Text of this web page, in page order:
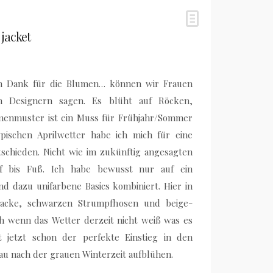
Dank für die Blumen… können wir Frauen
Designern sagen. Es blüht auf Röcken,
ist ein Muss für Frühjahr/Sommer
Aprilwetter habe ich mich für eine
Nicht wie im zukünftig angesagten
bis Fuß. Ich habe bewusst nur auf ein
dazu unifarbene Basics kombiniert. Hier in
schwarzen Strumpfhosen und beige-
wenn das Wetter derzeit nicht weiß was es
schon der perfekte Einstieg in den
nach der grauen Winterzeit aufblühen.